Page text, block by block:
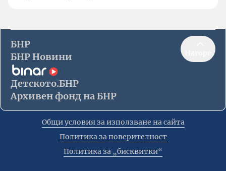
БНР
БНР Новини
Детското.БНР
Архивен фонд на БНР
Общи условия за използване на сайта
Политика за поверителност
Политика за „бисквитки“